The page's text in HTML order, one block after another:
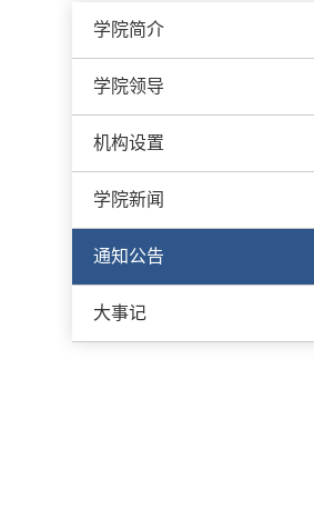
学院简介
学院领导
机构设置
学院新闻
通知公告
大事记